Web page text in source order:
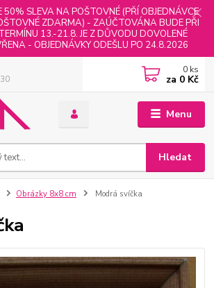
50% SLEVA NA POŠTOVNÉ (PŘÍ OBJEDNÁVCE
ZDARMA) - ZAÚČTOVÁNA BUDE PŘI
13.-21.8. JE Z DŮVODU DOVOLENÉ
- OBJEDNÁVKY ODEŠLU PO 24.8.2026
Menu
Hledat
0 ks
za 0 Kč
Obrázky 8x8 cm Modrá svíčka